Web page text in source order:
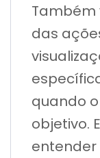
Também
das
quando
objetivo.
entender